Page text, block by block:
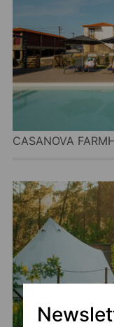
CASANOVA